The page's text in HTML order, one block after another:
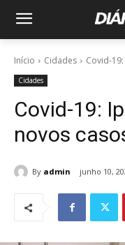
Início Cidades Covid-
Cidades
Covid-19:
novos
By admin junho 10,